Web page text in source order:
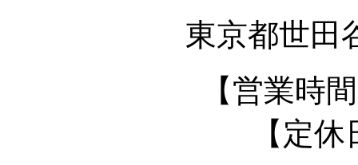
東京都世田
【営業時
【定